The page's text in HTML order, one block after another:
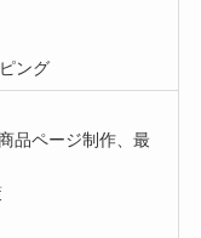
ング
品ページ制作、最